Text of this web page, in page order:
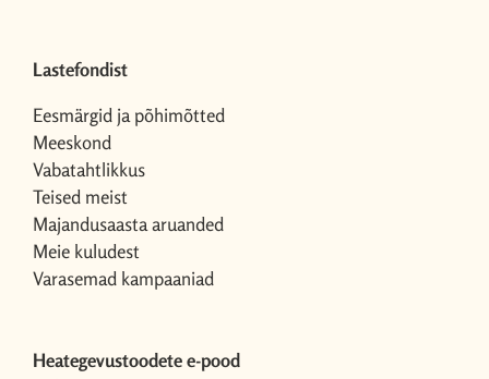
Lastefondist
Eesmärgid ja põhimõtted
Meeskond
Vabatahtlikkus
Teised meist
Majandusaasta aruanded
Meie kuludest
Varasemad kampaaniad
Heategevustoodete e-pood